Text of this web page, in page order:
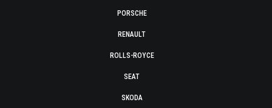
PORSCHE
RENAULT
ROLLS-ROYCE
SEAT
SKODA